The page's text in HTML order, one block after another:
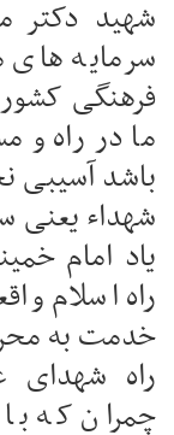
شهید دکتر
سرمایه
فرهنگی
ما در راه و
باشد آسیبی
شهداء یعنی
یاد امام
راه اسلام
خدمت به
راه
چمران که